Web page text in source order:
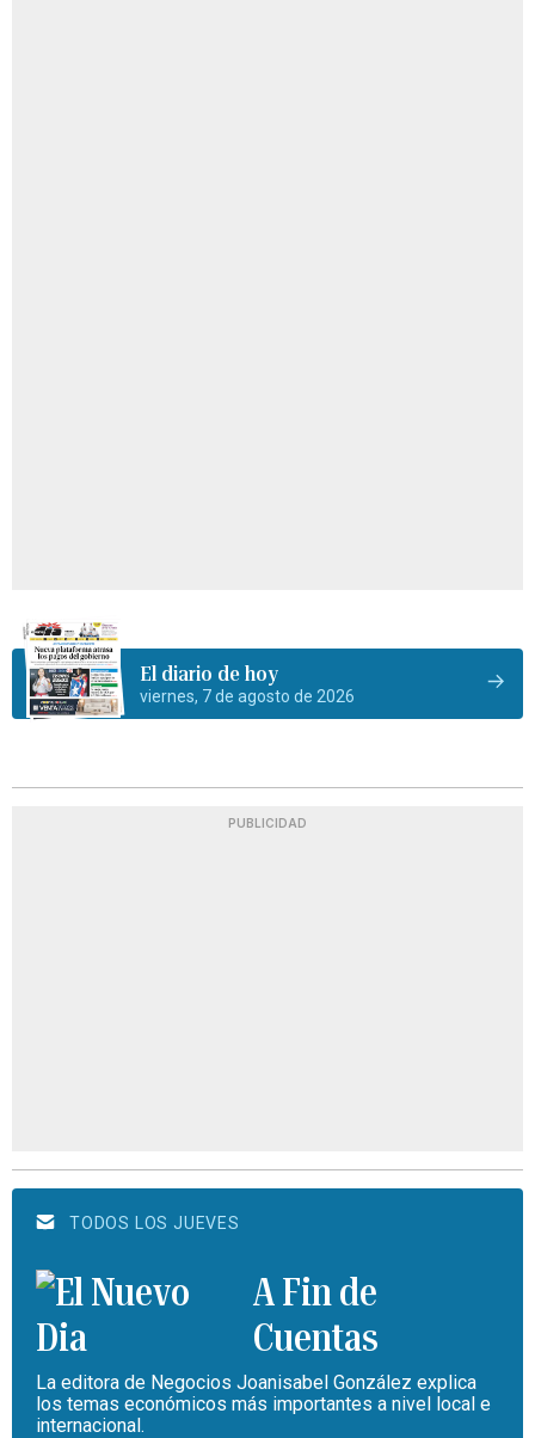
El diario de hoy
viernes, 7 de agosto de 2026
PUBLICIDAD
TODOS LOS JUEVES
A Fin de
Cuentas
La editora de Negocios Joanisabel González explica
los temas económicos más importantes a nivel local e
internacional.